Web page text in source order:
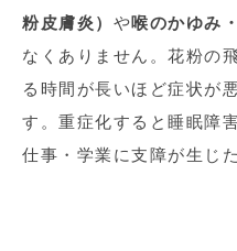
粉皮膚炎） や喉のかゆみ
なくありません。花粉の
る時間が長いほど症状が
す。重症化すると睡眠障
仕事・学業に支障が生じ